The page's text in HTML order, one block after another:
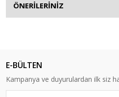
ÖNERİLERİNİZ
E-BÜLTEN
Kampanya ve duyurulardan ilk siz